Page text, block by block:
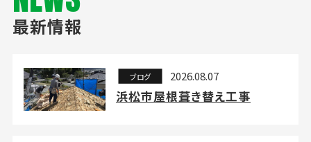
最新情報
ブログ 2026.08.07
浜松市屋根葺き替え工事